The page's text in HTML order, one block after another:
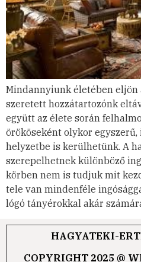
Mindannyiunk életében eljön
szeretett hozzátartozónk
együtt az élete során
örököseként olykor
helyzetbe is kerülhetünk. A
szerepelhetnek különböző
körben nem is tudjuk mit
tele van mindenféle
lógó tányérokkal akár
HAGYATEKI-
COPYRIGHT 2025 @